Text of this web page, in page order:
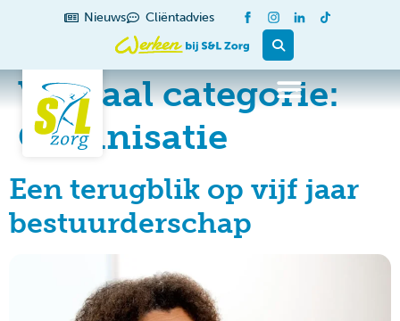
Nieuws Cliëntadvies
Verhaal categorie:
Organisatie
Een terugblik op vijf jaar
bestuurderschap